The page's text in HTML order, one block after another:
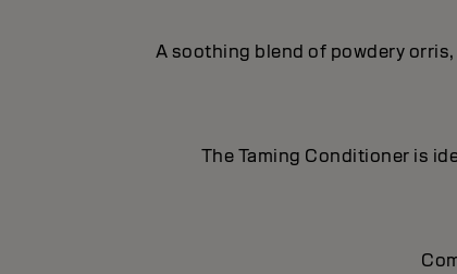
A soothing blend of powdery
The Taming Conditioner is